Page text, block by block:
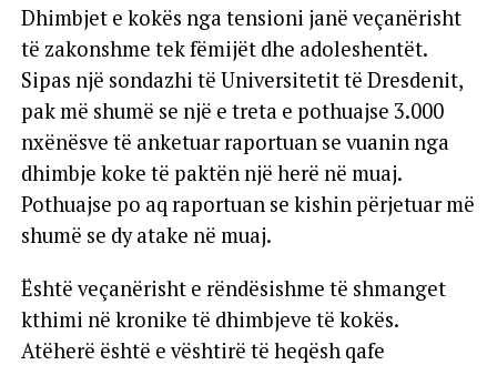
Dhimbjet e kokës nga tensioni janë veçanërisht
të zakonshme tek fëmijët dhe adoleshentët.
Sipas një sondazhi të Universitetit të Dresdenit,
pak më shumë se një e treta e pothuajse 3.000
nxënësve të anketuar raportuan se vuanin nga
dhimbje koke të paktën një herë në muaj.
Pothuajse po aq raportuan se kishin përjetuar më
shumë se dy atake në muaj.
Është veçanërisht e rëndësishme të shmanget
kthimi në kronike të dhimbjeve të kokës.
Atëherë është e vështirë të heqësh qafe